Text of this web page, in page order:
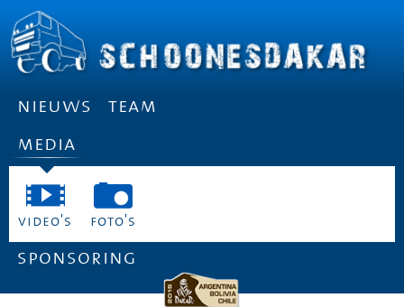
nieuws
team
media
video's foto's
sponsoring